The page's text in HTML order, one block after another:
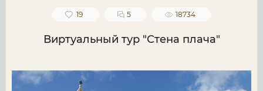
19 5 18734
Виртуальный тур "Стена плача"